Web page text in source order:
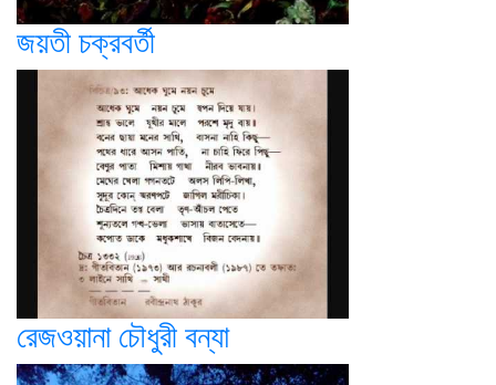
জয়তী চক্রবর্তী
রেজওয়ানা চৌধুরী বন্যা